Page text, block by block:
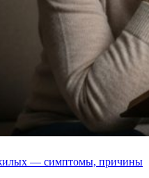
— cимптомы, причины